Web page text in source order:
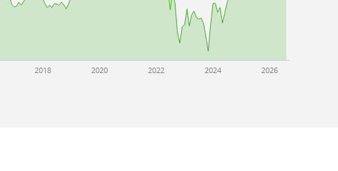
2018 2020 2022 2024 2026